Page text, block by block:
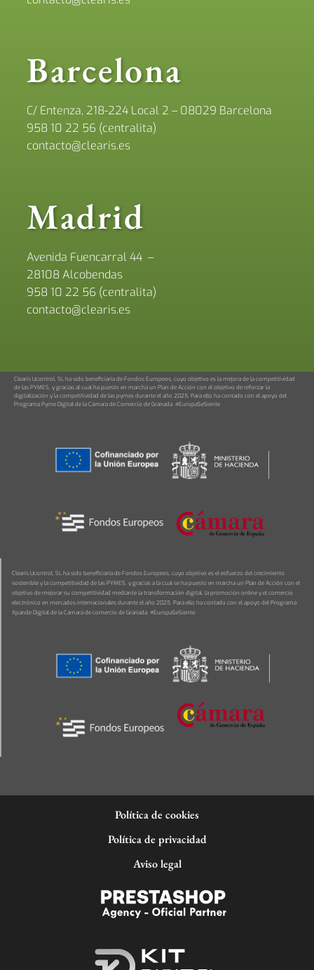
Barcelona
C/ Entenza, 218-224 Local 2 – 08029 Barcelona
958 10 22 56 (centralita)
contacto@clearis.es
Madrid
Avenida Fuencarral 44 –
28108 Alcobendas
958 10 22 56 (centralita)
contacto@clearis.es
Clearis Ucontrol, SL ha sido beneficiaria de Fondos Europeos, cuyo objetivo es la mejora de la competitividad
de las PYMES, y gracias al cual ha puesto en marcha un Plan de Acción con el objetivo de reforzar la
digitalización y la competitividad de las pymes durante el año 2025. Para ello ha contado con el apoyo del
Programa Pyme Digital de la Cámara de Comercio de Granada. #EuropaSeSiente
Clearis Ucontrol, SL ha sido beneficiaria de Fondos Europeos, cuyo objetivo es el esfuerzo del crecimiento
sostenible y la competitividad de las PYMES, y gracias a la cual se ha puesto en marcha un Plan de Acción con el
objetivo de mejorar su competitividad mediante la transformación digital, la promoción online y el comercio
electrónico en mercados internacionales durante el año 2025. Para ello ha contado con el apoyo del Programa
Xpande Digital de la Cámara de comercio de Granada. #EuropaSeSiente.
Política de cookies
Política de privacidad
Aviso legal